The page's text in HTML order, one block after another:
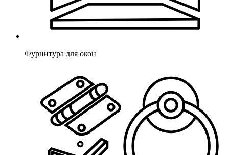
Фурнитура для окон